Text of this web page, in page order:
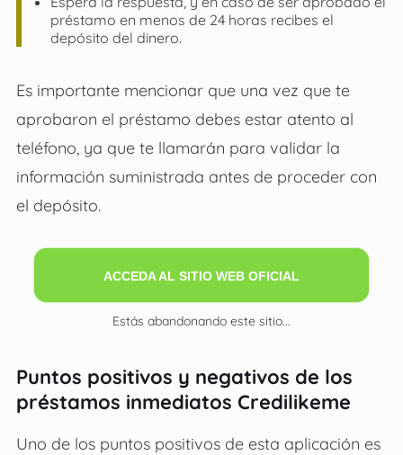
préstamo en menos de 24 horas recibes el
depósito del dinero.
Es importante mencionar que una vez que te
aprobaron el préstamo debes estar atento al
teléfono, ya que te llamarán para validar la
información suministrada antes de proceder con
el depósito.
ACCEDA AL SITIO WEB OFICIAL
Estás abandonando este sitio...
Puntos positivos y negativos de los
préstamos inmediatos Credilikeme
Uno de los puntos positivos de esta aplicación es